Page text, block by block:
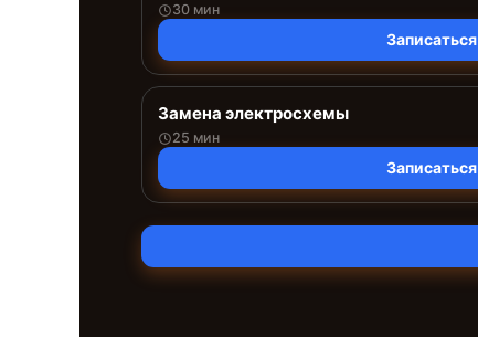
30 мин
Записаться
Замена электросхемы
25 мин
Записаться